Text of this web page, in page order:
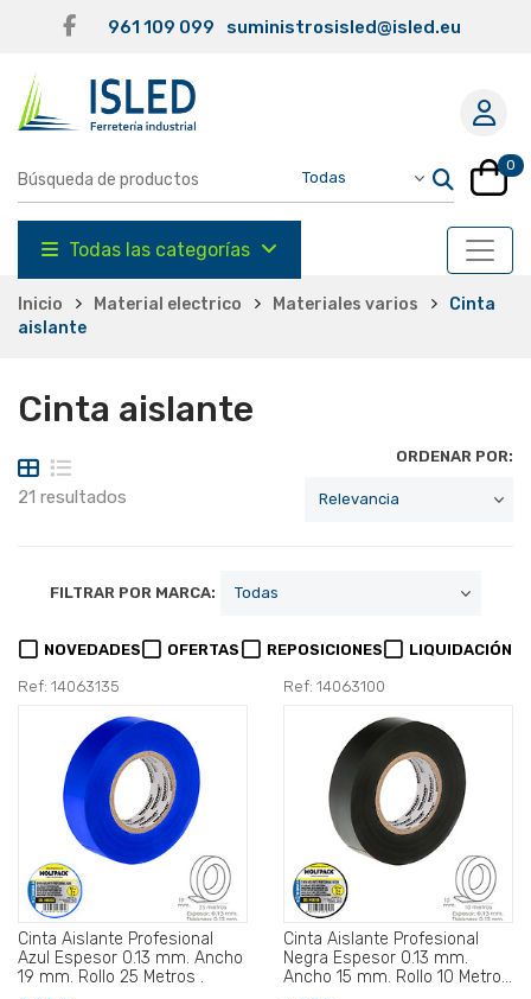
961 109 099 suministrosisled@isled.eu
0
Todas las categorías
Inicio Material electrico Materiales varios
Cinta
aislante
Cinta aislante
21 resultados
ORDENAR POR:
FILTRAR POR MARCA:
NOVEDADES OFERTAS REPOSICIONES LIQUIDACIÓN
Ref: 14063135
Cinta Aislante Profesional
Azul Espesor 0.13 mm. Ancho
19 mm. Rollo 25 Metros .
Ref: 14063100
Cinta Aislante Profesional
Negra Espesor 0.13 mm.
Ancho 15 mm. Rollo 10 Metros